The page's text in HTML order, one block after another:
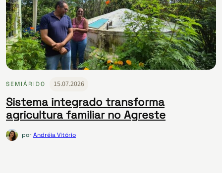
SEMIÁRIDO 15.07.2026
Sistema integrado transforma
agricultura familiar no Agreste
porAndréia Vitório